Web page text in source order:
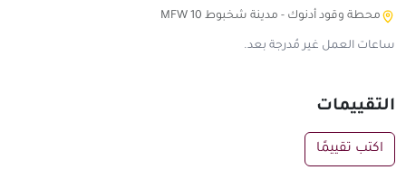
محطة وقود أدنوك - مدينة شخبوط MFW 10
ساعات العمل غير مُدرجة بعد.
التقييمات
اكتب تقييمًا